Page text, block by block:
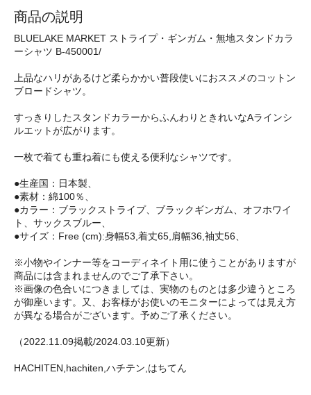
商品の説明
BLUELAKE MARKET ストライプ・ギンガム・無地スタンドカラ
ーシャツ B-450001/
上品なハリがあるけど柔らかかい普段使いにおススメのコットン
ブロードシャツ。
すっきりしたスタンドカラーからふんわりときれいなAラインシ
ルエットが広がります。
一枚で着ても重ね着にも使える便利なシャツです。
●生産国：日本製、
●素材：綿100％、
●カラー：ブラックストライプ、ブラックギンガム、オフホワイ
ト、サックスブルー、
●サイズ：Free (cm):身幅53,着丈65,肩幅36,袖丈56、
※小物やインナー等をコーディネイト用に使うことがありますが
商品には含まれませんのでご了承下さい。
※画像の色合いにつきましては、実物のものとは多少違うところ
が御座います。又、お客様がお使いのモニターによっては見え方
が異なる場合がございます。予めご了承ください。
（2022.11.09掲載/2024.03.10更新）
HACHITEN,hachiten,ハチテン,はちてん